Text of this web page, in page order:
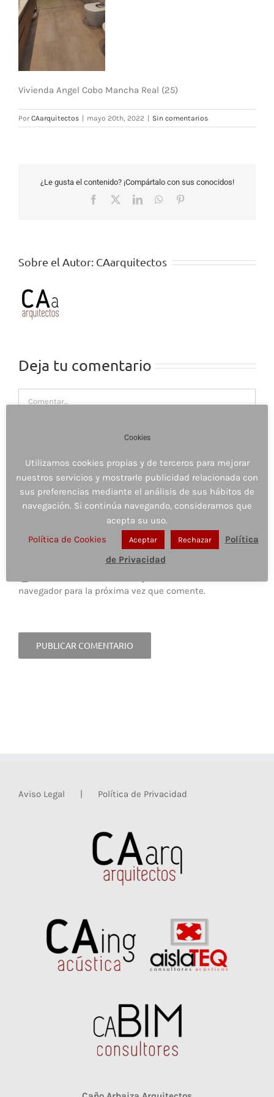
Vivienda Angel Cobo Mancha Real (25)
PorCAarquitectos mayo 20th, 2022 Sin comentarios
¿Le gusta el contenido? ¡Compártalo con sus conocidos!
Facebook LinkedInWhatsApp
Sobre el Autor: CAarquitectos
Deja tu comentario
navegador para la próxima vez que comente.
Aviso Legal Política de Privacidad
Cookies
Utilizamos cookies propias y de terceros para mejorar
nuestros servicios y mostrarle publicidad relacionada con
sus preferencias mediante el análisis de sus hábitos de
navegación. Si continúa navegando, consideramos que
acepta su uso.
Política de Cookies
Aceptar Rechazar
Política
de Privacidad